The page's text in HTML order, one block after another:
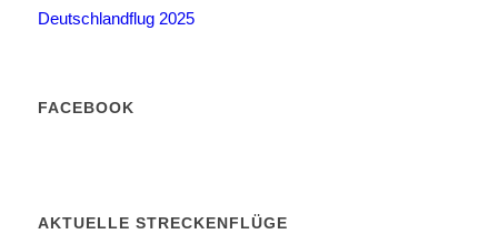
Deutschlandflug 2025
FACEBOOK
AKTUELLE STRECKENFLÜGE